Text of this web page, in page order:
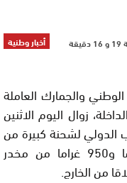
أخبار وطنية
والجمارك العاملة
زوال اليوم الاثنين
للتهريب الدولي لشحنة كبيرة من
المخدرات القوية، وحجز 362 كيلوغراما و950 غراما من مخدر
من الخارج.